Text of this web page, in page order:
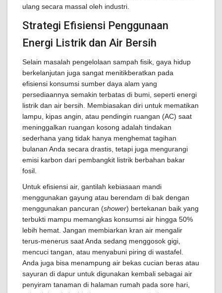
ulang secara massal oleh industri.
Strategi Efisiensi Penggunaan
Energi Listrik dan Air Bersih
Selain masalah pengelolaan sampah fisik, gaya hidup
berkelanjutan juga sangat menitikberatkan pada
efisiensi konsumsi sumber daya alam yang
persediaannya semakin terbatas di bumi, seperti energi
listrik dan air bersih. Membiasakan diri untuk mematikan
lampu, kipas angin, atau pendingin ruangan (AC) saat
meninggalkan ruangan kosong adalah tindakan
sederhana yang tidak hanya menghemat tagihan
bulanan Anda secara drastis, tetapi juga mengurangi
emisi karbon dari pembangkit listrik berbahan bakar
fosil.
Untuk efisiensi air, gantilah kebiasaan mandi
menggunakan gayung atau berendam di bak dengan
menggunakan pancuran (shower) bertekanan baik yang
terbukti mampu memangkas konsumsi air hingga 50%
lebih hemat. Jangan membiarkan kran air mengalir
terus-menerus saat Anda sedang menggosok gigi,
mencuci tangan, atau menyabuni piring di wastafel.
Anda juga bisa menampung air bekas cucian beras atau
sayuran di dapur untuk digunakan kembali sebagai air
penyiram tanaman di halaman rumah pada sore hari,